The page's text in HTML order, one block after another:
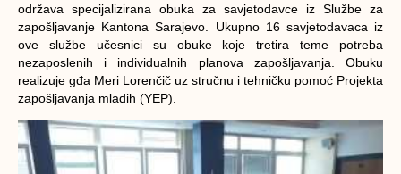
održava specijalizirana obuka za savjetodavce iz Službe za
zapošljavanje Kantona Sarajevo. Ukupno 16 savjetodavaca iz
ove službe učesnici su obuke koje tretira teme potreba
nezaposlenih i individualnih planova zapošljavanja. Obuku
realizuje gđa Meri Lorenčič uz stručnu i tehničku pomoć Projekta
zapošljavanja mladih (YEP).